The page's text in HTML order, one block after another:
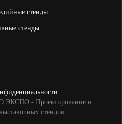
стенды
стенды
ЭКСПО - Проектирование и
стендов